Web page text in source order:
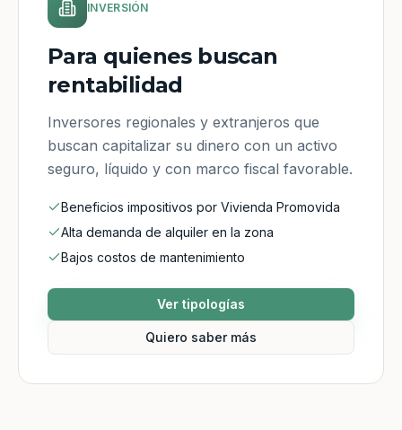
INVERSIÓN
Para quienes buscan
rentabilidad
Inversores regionales y extranjeros que
buscan capitalizar su dinero con un activo
seguro, líquido y con marco fiscal favorable.
Beneficios impositivos por Vivienda Promovida
Alta demanda de alquiler en la zona
Bajos costos de mantenimiento
Ver tipologías
Quiero saber más